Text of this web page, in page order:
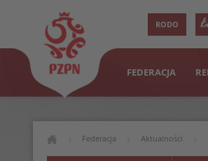
RODO
FEDERACJA
Federacja Aktualności